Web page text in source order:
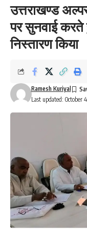
उत्तराखण्ड
पर सुनवाई करते
निस्तारण किया
Last updated: October
Ramesh Kuriyal